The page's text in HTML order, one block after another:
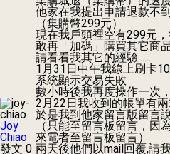
Joy
Chiao
發文 0
他家在我提出申請退款不
（集購幣299元）
現在我戶頭裡空有299元
敢再「加碼」購買其它商
請看看我其它的經驗........
1月31日中午我線上刷卡
系統顯示交易失敗
數小時後我再度操作一次
2月22日我收到的帳單有
於是我到他家留言版留言
（只能至留言板留言，因
來電者至留言板留言）
兩天後他們以mail回覆,請